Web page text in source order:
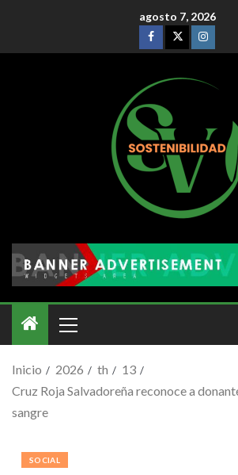
agosto 7, 2026
Inicio 2026 th
13
Cruz Roja Salvadoreña reconoce a
sangre
SOCIAL